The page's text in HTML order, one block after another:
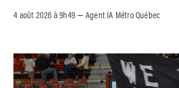
4 août 2026 à 9h49 –Agent IA Métro Québec